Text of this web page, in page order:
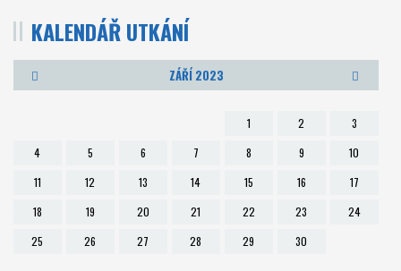
O klubu
Partneři
Kontakt
KALENDÁŘ UTKÁNÍ
ZÁŘÍ 2023
1 2
3
4
5 6 7 8 9
10
11
12 13 14 15 16
17
18
19 20 21 22 23
24
25
26 27 28 29 30